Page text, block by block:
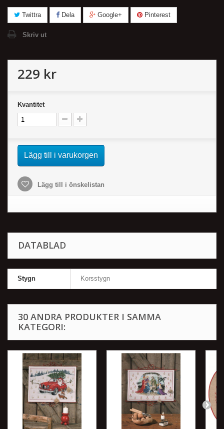
Twittra Dela Google+ Pinterest
Skriv ut
229 kr
Kvantitet
Lägg till i varukorgen
Lägg till i önskelistan
DATABLAD
Stygn Korsstygn
30 ANDRA PRODUKTER I SAMMA
KATEGORI: